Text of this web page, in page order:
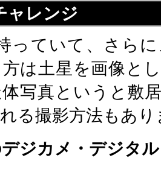
ャレンジ
っていて、さら
は土星を画像と
写真というと敷
る撮影方法もあり
ジカメ・デジタ